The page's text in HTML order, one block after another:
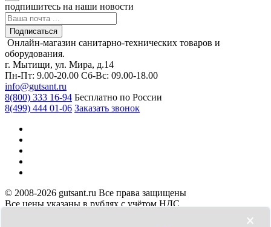
×
подпишитесь на наши новости
Подписаться
Онлайн-магазин санитарно-технических товаров и
оборудования.
г. Мытищи, ул. Мира, д.14
Пн-Пт: 9.00-20.00 Сб-Вс: 09.00-18.00
info@gutsant.ru
8(800) 333 16-94 Бесплатно по России
8(499) 444 01-06 Заказать звонок
© 2008-2026 gutsant.ru Все права защищены
Все цены указаны в рублях с учётом НДС